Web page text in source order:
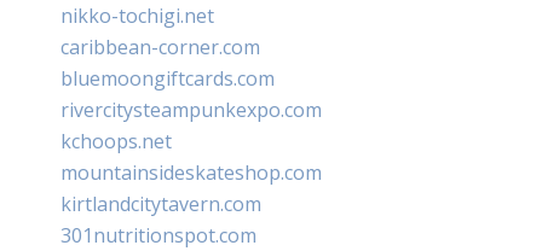
nikko-tochigi.net
caribbean-corner.com
bluemoongiftcards.com
rivercitysteampunkexpo.com
kchoops.net
mountainsideskateshop.com
kirtlandcitytavern.com
301nutritionspot.com